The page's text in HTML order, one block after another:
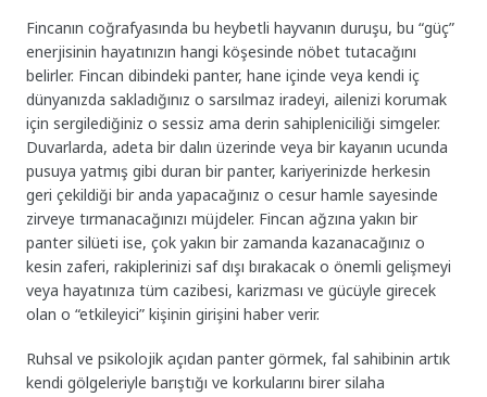
Fincanın coğrafyasında bu heybetli hayvanın duruşu, bu “güç”
enerjisinin hayatınızın hangi köşesinde nöbet tutacağını
belirler. Fincan dibindeki panter, hane içinde veya kendi iç
dünyanızda sakladığınız o sarsılmaz iradeyi, ailenizi korumak
için sergilediğiniz o sessiz ama derin sahipleniciliği simgeler.
Duvarlarda, adeta bir dalın üzerinde veya bir kayanın ucunda
pusuya yatmış gibi duran bir panter, kariyerinizde herkesin
geri çekildiği bir anda yapacağınız o cesur hamle sayesinde
zirveye tırmanacağınızı müjdeler. Fincan ağzına yakın bir
panter silüeti ise, çok yakın bir zamanda kazanacağınız o
kesin zaferi, rakiplerinizi saf dışı bırakacak o önemli gelişmeyi
veya hayatınıza tüm cazibesi, karizması ve gücüyle girecek
olan o “etkileyici” kişinin girişini haber verir.
Ruhsal ve psikolojik açıdan panter görmek, fal sahibinin artık
kendi gölgeleriyle barıştığı ve korkularını birer silaha